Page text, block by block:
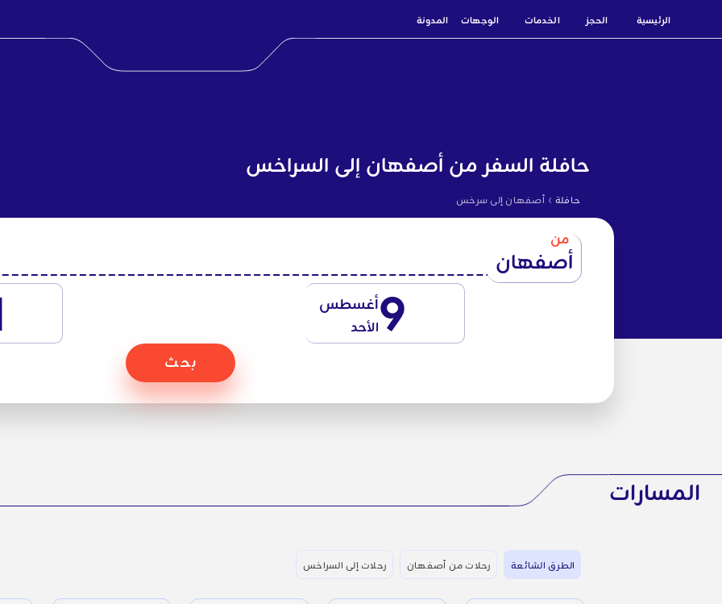
الرئيسية الحجز الخدمات الوجهات المدونة
حافلة السفر من أصفهان إلى السراخس
حافلة › أصفهان إلى سرخس
من
أصفهان
9أغسطس
الأحد
بحث
المسارات
الطرق الشائعة رحلات من أصفهان رحلات إلى السراخس